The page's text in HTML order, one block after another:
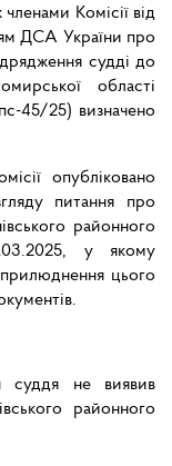
Комісії від
ДСА України про
судді до
області
45/25) визначено
опубліковано
питання про
районного
у якому
цього
суддя не виявив
районного